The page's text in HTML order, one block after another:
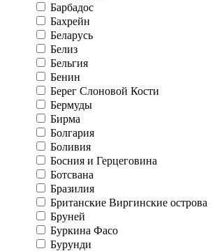
Барбадос
Бахрейн
Беларусь
Белиз
Бельгия
Бенин
Берег Слоновой Кости
Бермуды
Бирма
Болгария
Боливия
Босния и Герцеговина
Ботсвана
Бразилия
Британские Виргинские острова
Бруней
Буркина Фасо
Бурунди